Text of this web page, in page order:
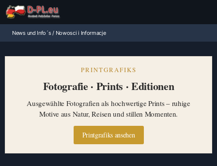
News und Info´s / Nowosci i Informacje
PRINTGRAFIKS
Fotografie · Prints · Editionen
Ausgewählte Fotografien als hochwertige Prints – ruhige
Motive aus Natur, Reisen und stillen Momenten.
Printgrafiks ansehen